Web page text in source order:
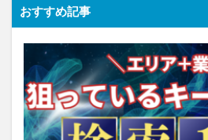
おすすめ記事